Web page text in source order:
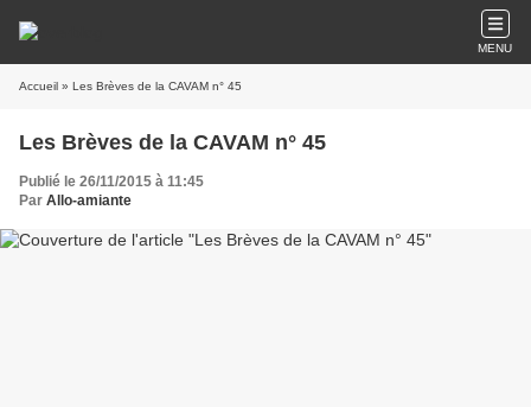
MENU
Accueil » Les Brèves de la CAVAM n° 45
Les Brèves de la CAVAM n° 45
Publié le 26/11/2015 à 11:45
Par Allo-amiante